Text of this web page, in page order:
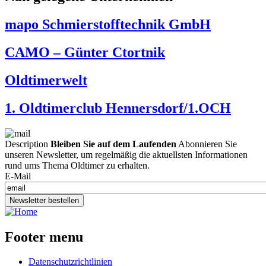
mapo Schmierstofftechnik GmbH
CAMO – Günter Ctortnik
Oldtimerwelt
1. Oldtimerclub Hennersdorf/1.OCH
Description Bleiben Sie auf dem Laufenden Abonnieren Sie
unseren Newsletter, um regelmäßig die aktuellsten Informationen
rund ums Thema Oldtimer zu erhalten.
E-Mail
Newsletter bestellen
Footer menu
Datenschutzrichtlinien